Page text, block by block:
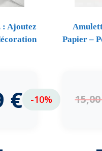
: Ajoutez
€ -10%
Papier –